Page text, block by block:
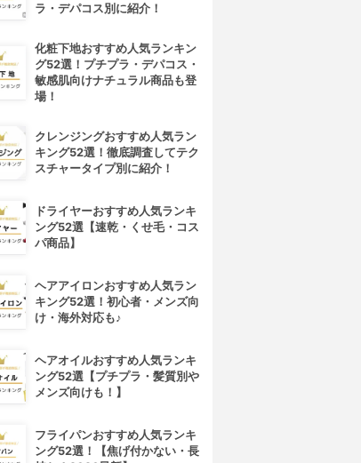
ラ・デパコス別に紹介！
化粧下地おすすめ人気ランキン
グ52選！プチプラ・デパコス・
敏感肌向けナチュラル商品も登
場！
クレンジングおすすめ人気ラン
キング52選！徹底調査してテク
スチャータイプ別に紹介！
ドライヤーおすすめ人気ランキ
ング52選【速乾・くせ毛・コス
パ商品】
ヘアアイロンおすすめ人気ラン
キング52選！初心者・メンズ向
け・海外対応も♪
ヘアオイルおすすめ人気ランキ
ング52選【プチプラ・髪質別や
メンズ向けも！】
フライパンおすすめ人気ランキ
ング52選！【焦げ付かない・長